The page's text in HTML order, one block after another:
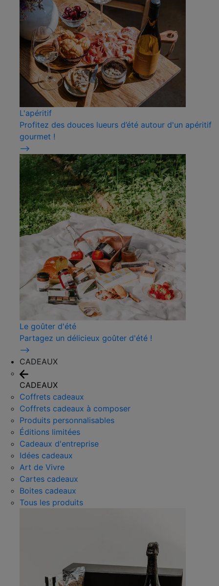
L'apéritif
Profitez des douces lueurs d’été autour d'un apéritif
gourmet !
⟶
Le goûter d'été
Partagez un délicieux goûter d'été !
⟶
CADEAUX
CADEAUX
Coffrets cadeaux
Coffrets cadeaux à composer
Produits personnalisables
Éditions limitées
Cadeaux d'entreprise
Idées cadeaux
Art de Vivre
Cartes cadeaux
Boites cadeaux
Tous les produits